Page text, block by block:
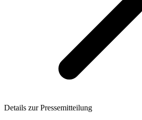
Details zur Pressemitteilung